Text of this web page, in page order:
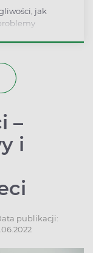
jak
–
i
publikacji: